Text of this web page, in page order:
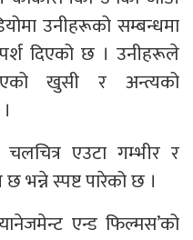
उनीहरूको सम्बन्धमा
दिएको छ । उनीहरूले
खुसी र अन्त्यको
एउटा गम्भीर र
भन्ने स्पष्ट पारेको छ ।
एन्ड फिल्मस’को